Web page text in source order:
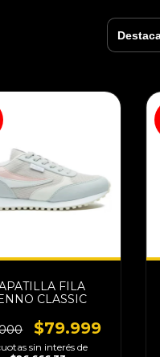
FILA
CLASSIC
$79.999
sin interés de